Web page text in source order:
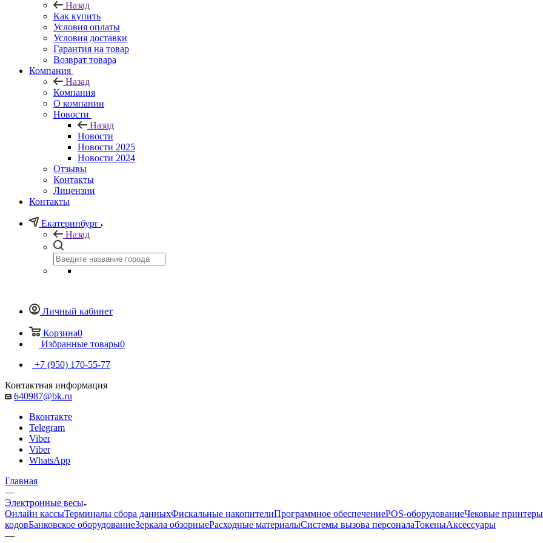
Назад
Как купить
Условия оплаты
Условия доставки
Гарантия на товар
Возврат товара
Компания
Назад
Компания
О компании
Новости
Назад
Новости
Новости 2025
Новости 2024
Отзывы
Контакты
Лицензии
Контакты
Екатеринбург
Назад
Личный кабинет
Корзина0
Избранные товары0
+7 (950) 170-55-77
Контактная информация
640987@bk.ru
Вконтакте
Telegram
Viber
Viber
WhatsApp
Главная
—
Электронные весы
Онлайн кассыТерминалы сбора данныхФискальные накопителиПрограммное обеспечениеPOS-оборудованиеЧековые принтеры
кодовБанковское оборудованиеЗеркала обзорныеРасходные материалыСистемы вызова персоналаТокеныАксессуары
—